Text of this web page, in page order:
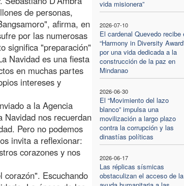
vida misionera”
2026-07-10
El cardenal Quevedo recibe
“Harmony in Diversity
por una vida dedicada a la
construcción de la paz en
Mindanao
2026-06-30
El “Movimiento del lazo
blanco” impulsa una
movilización a largo plazo
contra la corrupción y las
dinastías políticas
2026-06-17
Las réplicas sísmicas
obstaculizan el acceso de la
de personas,
afirma, en
por las numerosas
significa "preparación"
Navidad es una fiesta
en muchas partes
intereses y
a la Agencia
nos recuerdan
Pero no podemos
invita a reflexionar:
corazones y nos
corazón". Escuchando